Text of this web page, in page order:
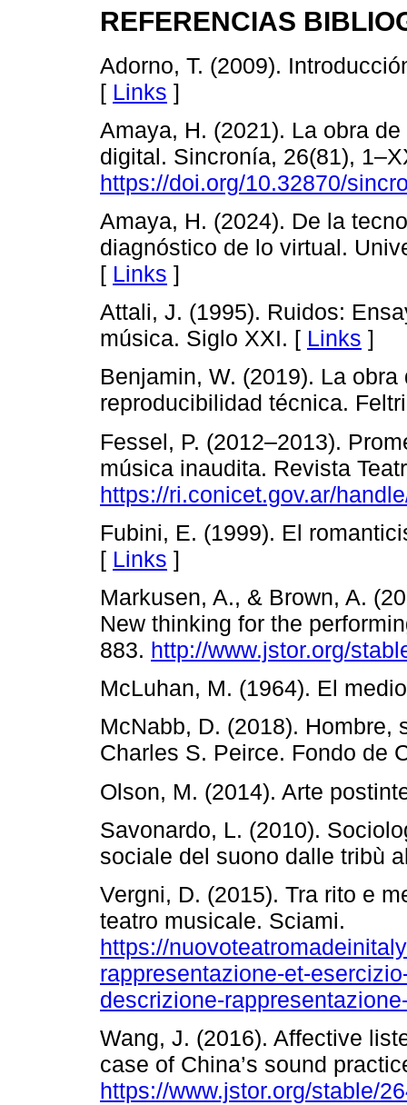
REFERENCIAS
Adorno, T. (2009).
[ Links ]
Amaya, H. (2021). La obra
digital. Sincronía, 26(81),
https://doi.org/10.32870/
Amaya, H. (2024). De la
diagnóstico de lo virtual.
[ Links ]
Attali, J. (1995). Ruidos:
música. Siglo XXI. [ Links ]
Benjamin, W. (2019). La
reproducibilidad técnica.
Fessel, P. (2012–2013).
música inaudita. Revista
https://ri.conicet.gov.ar/
Fubini, E. (1999). El
[ Links ]
Markusen, A., & Brown, A.
New thinking for the
883. http://www.jstor.org/
McLuhan, M. (1964). El
McNabb, D. (2018).
Charles S. Peirce. Fondo de
Olson, M. (2014). Arte
Savonardo, L. (2010).
sociale del suono dalle tribù
Vergni, D. (2015). Tra rito e
teatro musicale. Sciami.
https://
rappresentazione-et-
descrizione-
Wang, J. (2016). Affective
case of China’s sound
https://www.jstor.org/stable/